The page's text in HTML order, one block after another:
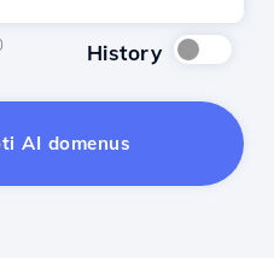
History
AI domenus